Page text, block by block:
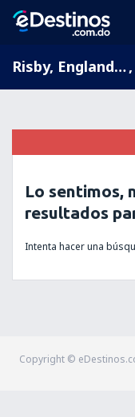
Risby, England, Reino Unido,
Lo sentimos,
resultados
Intenta hacer una
Copyright ©